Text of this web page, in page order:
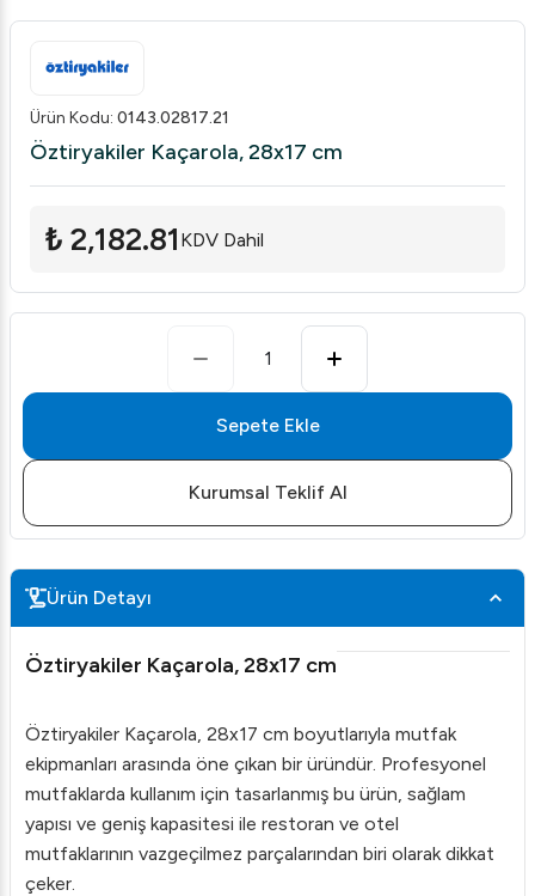
Ürün Kodu: 0143.02817.21
Öztiryakiler Kaçarola, 28x17 cm
₺ 2,182.81 KDV Dahil
1
Sepete Ekle
Kurumsal Teklif Al
Ürün Detayı
Öztiryakiler Kaçarola, 28x17 cm
Öztiryakiler Kaçarola, 28x17 cm boyutlarıyla mutfak
ekipmanları arasında öne çıkan bir üründür. Profesyonel
mutfaklarda kullanım için tasarlanmış bu ürün, sağlam
yapısı ve geniş kapasitesi ile restoran ve otel
mutfaklarının vazgeçilmez parçalarından biri olarak dikkat
çeker.